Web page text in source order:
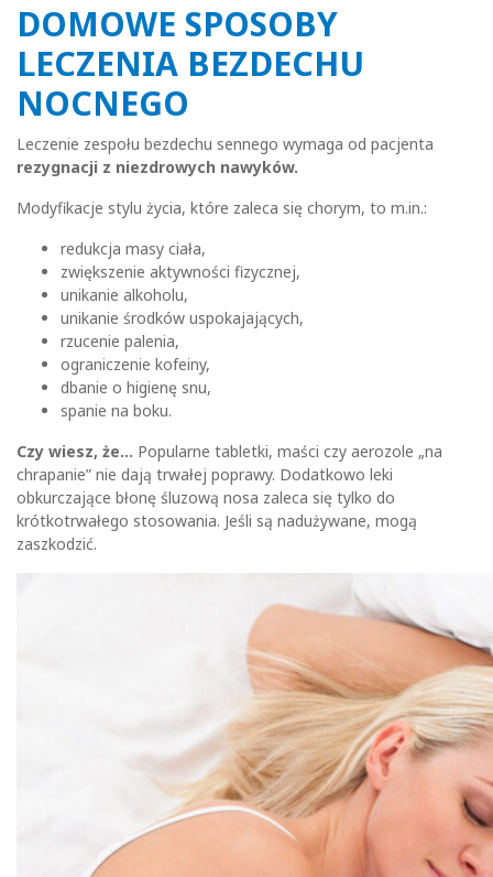
DOMOWE SPOSOBY
LECZENIA BEZDECHU
NOCNEGO
Leczenie zespołu bezdechu sennego wymaga od pacjenta
rezygnacji z niezdrowych nawyków.
Modyfikacje stylu życia, które zaleca się chorym, to m.in.:
redukcja masy ciała,
zwiększenie aktywności fizycznej,
unikanie alkoholu,
unikanie środków uspokajających,
rzucenie palenia,
ograniczenie kofeiny,
dbanie o higienę snu,
spanie na boku.
Czy wiesz, że… Popularne tabletki, maści czy aerozole „na
chrapanie” nie dają trwałej poprawy. Dodatkowo leki
obkurczające błonę śluzową nosa zaleca się tylko do
krótkotrwałego stosowania. Jeśli są nadużywane, mogą
zaszkodzić.